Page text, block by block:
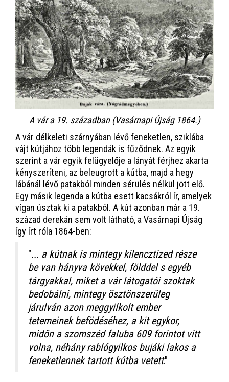
A vár a 19. században (Vasárnapi Újság 1864.)
A vár délkeleti szárnyában lévő feneketlen, sziklába
vájt kútjához több legendák is fűződnek. Az egyik
szerint a vár egyik felügyelője a lányát férjhez akarta
kényszeríteni, az beleugrott a kútba, majd a hegy
lábánál lévő patakból minden sérülés nélkül jött elő.
Egy másik legenda a kútba esett kacsákról ír, amelyek
vígan úsztak ki a patakból. A kút azonban már a 19.
század derekán sem volt látható, a Vasárnapi Újság
így írt róla 1864-ben:
"... a kútnak is mintegy kilencztized része
be van hányva kövekkel, földdel s egyéb
tárgyakkal, miket a vár látogatói szoktak
bedobálni, mintegy ösztönszerűleg
járulván azon meggyilkolt ember
tetemeinek befödéséhez, a kit egykor,
midőn a szomszéd faluba 609 forintot vitt
volna, néhány rablógyilkos bujáki lakos a
feneketlennek tartott kútba vetett."